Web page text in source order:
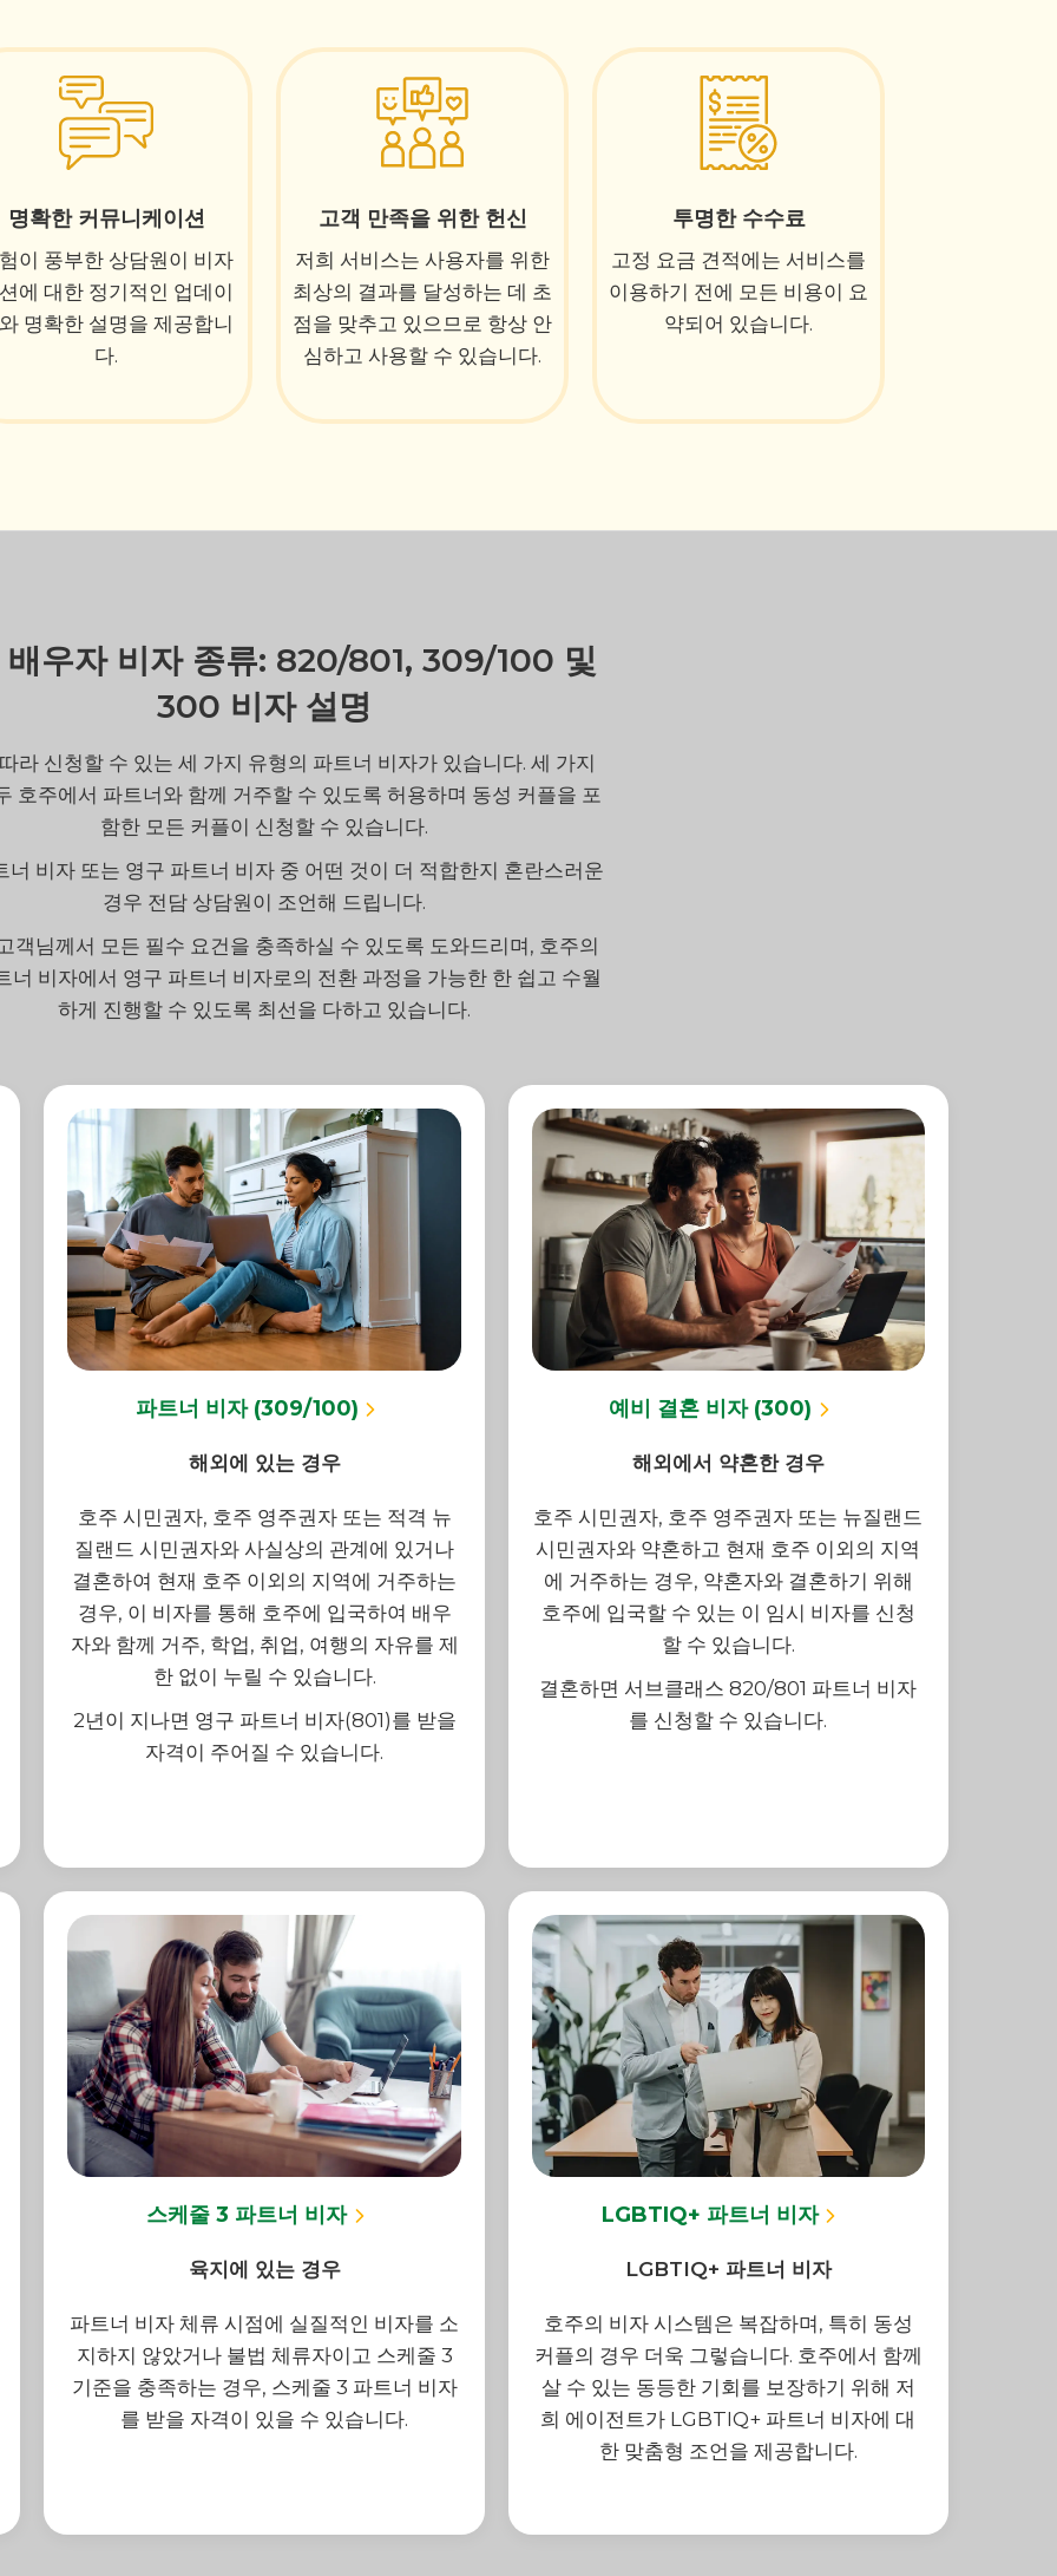
명확한 커뮤니케이션
이 풍부한 상담원이 비자
에 대한 정기적인 업데이
명확한 설명을 제공합니
다.
고객 만족을 위한 헌신
저희 서비스는 사용자를 위한
최상의 결과를 달성하는 데 초
점을 맞추고 있으므로 항상 안
심하고 사용할 수 있습니다.
투명한 수수료
고정 요금 견적에는 서비스를
이용하기 전에 모든 비용이 요
약되어 있습니다.
배우자 비자 종류: 820/801, 309/100 및
300 비자 설명
라 신청할 수 있는 세 가지 유형의 파트너 비자가 있습니다. 세 가지
호주에서 파트너와 함께 거주할 수 있도록 허용하며 동성 커플을 포
함한 모든 커플이 신청할 수 있습니다.
너 비자 또는 영구 파트너 비자 중 어떤 것이 더 적합한지 혼란스러운
경우 전담 상담원이 조언해 드립니다.
객님께서 모든 필수 요건을 충족하실 수 있도록 도와드리며, 호주의
너 비자에서 영구 파트너 비자로의 전환 과정을 가능한 한 쉽고 수월
하게 진행할 수 있도록 최선을 다하고 있습니다.
파트너 비자 (309/100)
해외에 있는 경우
호주 시민권자, 호주 영주권자 또는 적격 뉴
질랜드 시민권자와 사실상의 관계에 있거나
결혼하여 현재 호주 이외의 지역에 거주하는
경우, 이 비자를 통해 호주에 입국하여 배우
자와 함께 거주, 학업, 취업, 여행의 자유를 제
한 없이 누릴 수 있습니다.
2년이 지나면 영구 파트너 비자(801)를 받을
자격이 주어질 수 있습니다.
예비 결혼 비자 (300)
해외에서 약혼한 경우
호주 시민권자, 호주 영주권자 또는 뉴질랜드
시민권자와 약혼하고 현재 호주 이외의 지역
에 거주하는 경우, 약혼자와 결혼하기 위해
호주에 입국할 수 있는 이 임시 비자를 신청
할 수 있습니다.
결혼하면 서브클래스 820/801 파트너 비자
를 신청할 수 있습니다.
스케줄 3 파트너 비자
육지에 있는 경우
파트너 비자 체류 시점에 실질적인 비자를 소
지하지 않았거나 불법 체류자이고 스케줄 3
기준을 충족하는 경우, 스케줄 3 파트너 비자
를 받을 자격이 있을 수 있습니다.
LGBTIQ+ 파트너 비자
LGBTIQ+ 파트너 비자
호주의 비자 시스템은 복잡하며, 특히 동성
커플의 경우 더욱 그렇습니다. 호주에서 함께
살 수 있는 동등한 기회를 보장하기 위해 저
희 에이전트가 LGBTIQ+ 파트너 비자에 대
한 맞춤형 조언을 제공합니다.